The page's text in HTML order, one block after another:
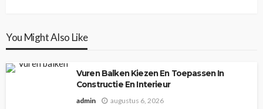
You Might Also Like
Vuren Balken Kiezen En Toepassen In
Constructie En Interieur
admin augustus 6, 2026